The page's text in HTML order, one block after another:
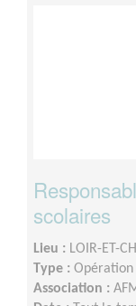
scolaires
Lieu : LOIR-ET-
Type : Opération
Association :